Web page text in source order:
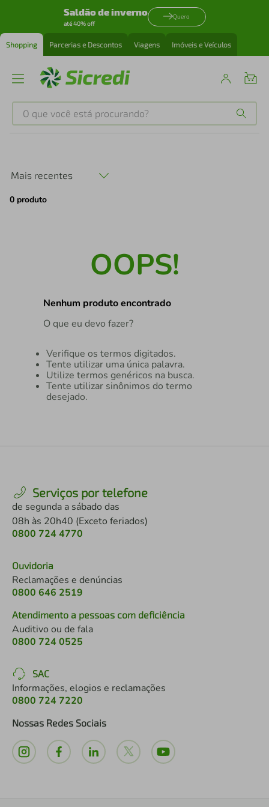
Saldão de inverno
até 40% off
Quero
Shopping Parcerias e Descontos Viagens Imóveis e Veículos
O que você está procurando?
Mais recentes
0 produto
OOPS!
Nenhum produto encontrado
O que eu devo fazer?
Verifique os termos digitados.
Tente utilizar uma única palavra.
Utilize termos genéricos na busca.
Tente utilizar sinônimos do termo
desejado.
Serviços por telefone
de segunda a sábado das
08h às 20h40 (Exceto feriados)
0800 724 4770
Ouvidoria
Reclamações e denúncias
0800 646 2519
Atendimento a pessoas com deficiência
Auditivo ou de fala
0800 724 0525
SAC
Informações, elogios e reclamações
0800 724 7220
Nossas Redes Sociais
2º
iphone